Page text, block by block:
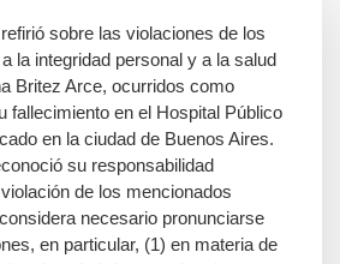
sobre las violaciones de los
la integridad personal y a la salud
Britez Arce, ocurridos como
fallecimiento en el Hospital Público
en la ciudad de Buenos Aires.
su responsabilidad
de los mencionados
necesario pronunciarse
en particular, (1) en materia de